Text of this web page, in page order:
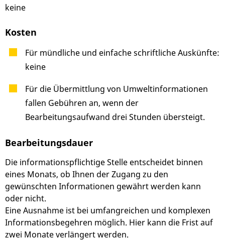
keine
Kosten
Für mündliche und einfache schriftliche Auskünfte:
keine
Für die Übermittlung von Umweltinformationen
fallen Gebühren an, wenn der
Bearbeitungsaufwand drei Stunden übersteigt.
Bearbeitungsdauer
Die informationspflichtige Stelle entscheidet binnen
eines Monats, ob Ihnen der Zugang zu den
gewünschten Informationen gewährt werden kann
oder nicht.
Eine Ausnahme ist bei umfangreichen und komplexen
Informationsbegehren möglich. Hier kann die Frist auf
zwei Monate verlängert werden.